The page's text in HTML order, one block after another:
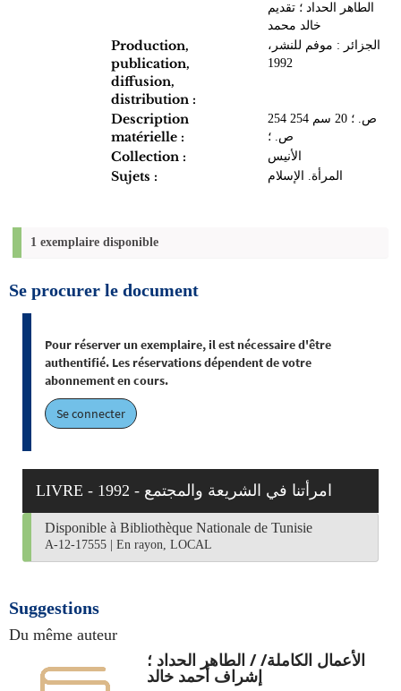
الطاهر الحداد ؛ تقديم
خالد محمد
Production,
publication,
diffusion,
distribution :
الجزائر : موفم للنشر،
1992
Description
matérielle :
254 ص. ؛ 20 سم 254
ص. ؛
Collection : الأنيس
Sujets : المرأة. الإسلام
1 exemplaire disponible
Se procurer le document
Pour réserver un exemplaire, il est nécessaire d'être
authentifié. Les réservations dépendent de votre
abonnement en cours.
Se connecter
LIVRE - 1992 - امرأتنا في الشريعة والمجتمع
Disponible à Bibliothèque Nationale de Tunisie
A-12-17555 En rayon, LOCAL
Suggestions
Du même auteur
الأعمال الكاملة/ / الطاهر الحداد ؛
إشراف أحمد خالد